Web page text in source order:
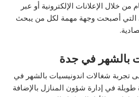
خلال الإعلانات الإلكترونية أو عبر
التي أصبحت وجهة مهمة لكل من يبحث
بالشهر في جدة
تجربة شغالات اندونيسيات بالشهر في
طويلة في إدارة شؤون المنازل بالإضافة